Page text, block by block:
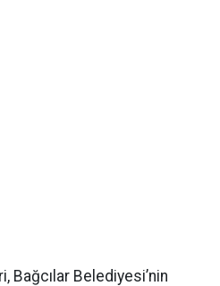
Bağcılar Belediyesi’nin